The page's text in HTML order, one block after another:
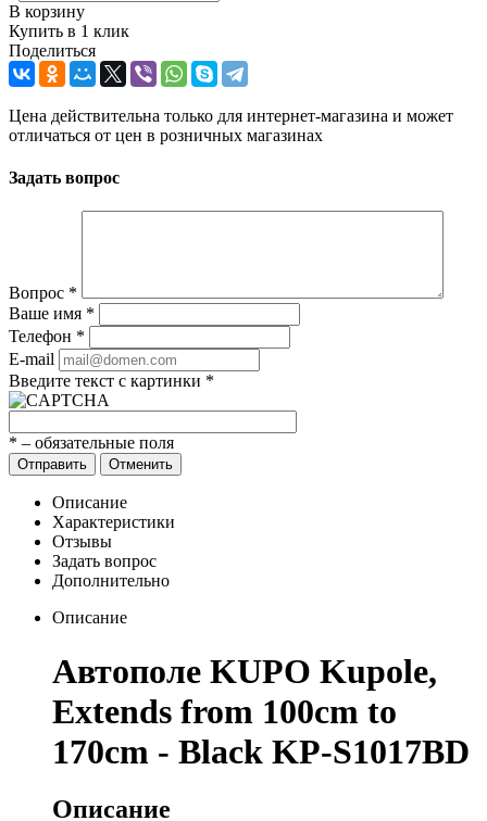
В корзину
Купить в 1 клик
Поделиться
Цена действительна только для интернет-магазина и может
отличаться от цен в розничных магазинах
Задать вопрос
Вопрос *
Ваше имя *
Телефон *
E-mail
Введите текст с картинки *
* – обязательные поля
Отправить Отменить
Описание
Характеристики
Отзывы
Задать вопрос
Дополнительно
Описание
Автополе KUPO Kupole,
Extends from 100cm to
170cm - Black KP-S1017BD
Описание